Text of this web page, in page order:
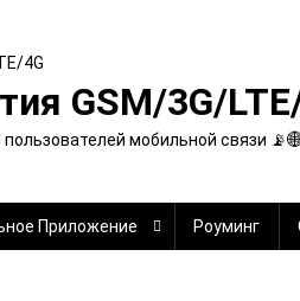
GSM/3G/
мобильной связи
Приложение Роуминг